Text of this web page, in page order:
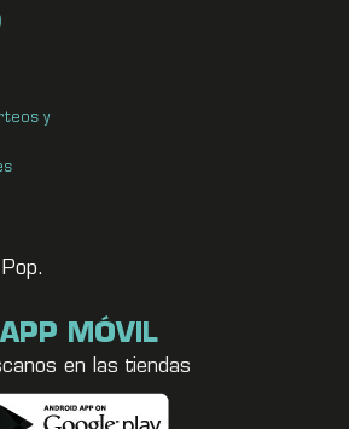
y
APP MÓVIL
en las tiendas